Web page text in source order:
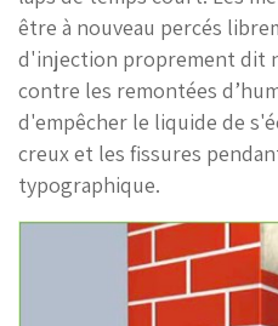
être à nouveau percés
d'injection proprement dit
contre les remontées
d'empêcher le liquide de
creux et les fissures
typographique.